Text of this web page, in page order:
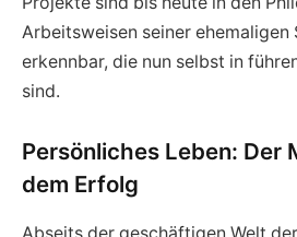
Arbeitsweisen seiner ehemaligen
erkennbar, die nun selbst in
sind.
Persönliches Leben: Der
dem Erfolg
Abseits der geschäftigen Welt